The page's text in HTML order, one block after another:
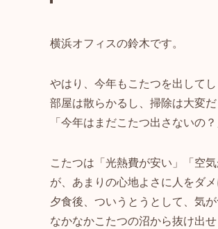
横浜オフィスの鈴木です。
やはり、今年もこたつを出してし
部屋は散らかるし、掃除は大変
「今年はまだこたつ出さないの
こたつは「光熱費が安い」「空
が、あまりの心地よさに人をダメ
夕食後、ついうとうとして、気
なかなかこたつの沼から抜け出せ